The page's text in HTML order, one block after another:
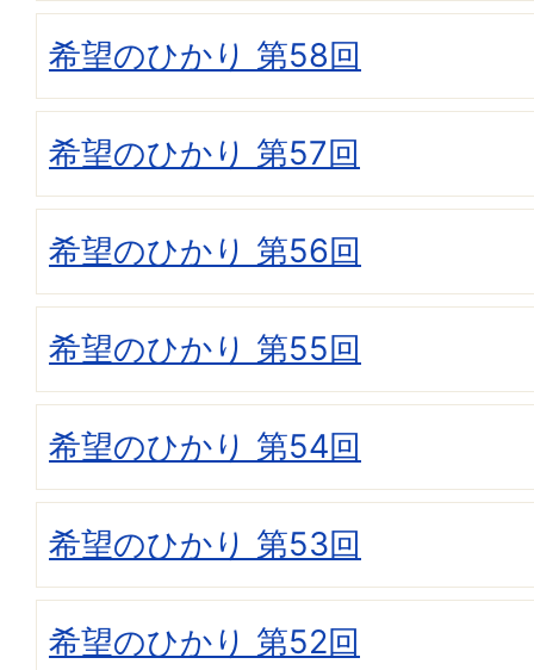
希望のひかり 第58回
希望のひかり 第57回
希望のひかり 第56回
希望のひかり 第55回
希望のひかり 第54回
希望のひかり 第53回
希望のひかり 第52回